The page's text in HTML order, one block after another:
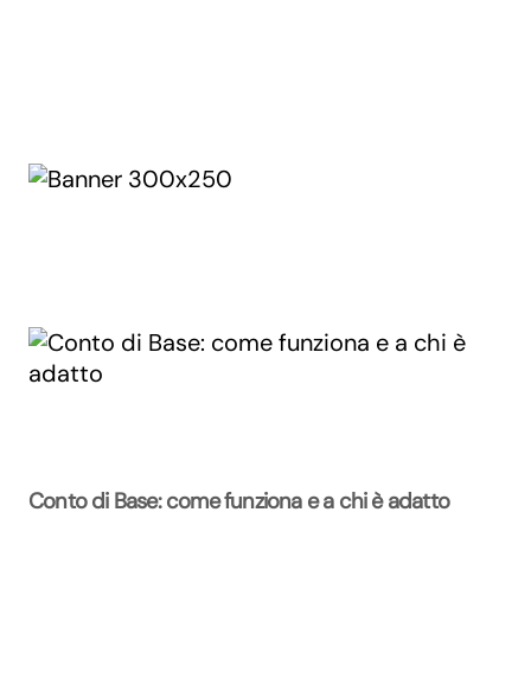
Conto di Base: come funziona e a chi è adatto